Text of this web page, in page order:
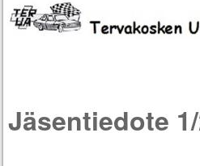
Jäsentiedote